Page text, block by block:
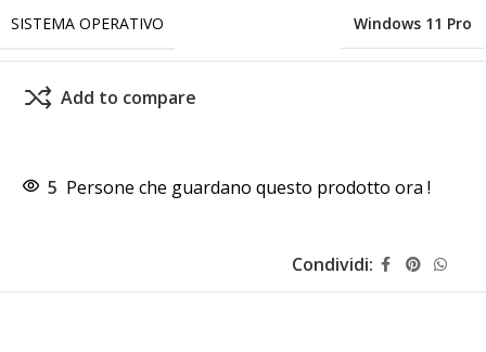
SISTEMA OPERATIVO Windows 11 Pro
Add to compare
5 Persone che guardano questo prodotto ora !
Condividi: